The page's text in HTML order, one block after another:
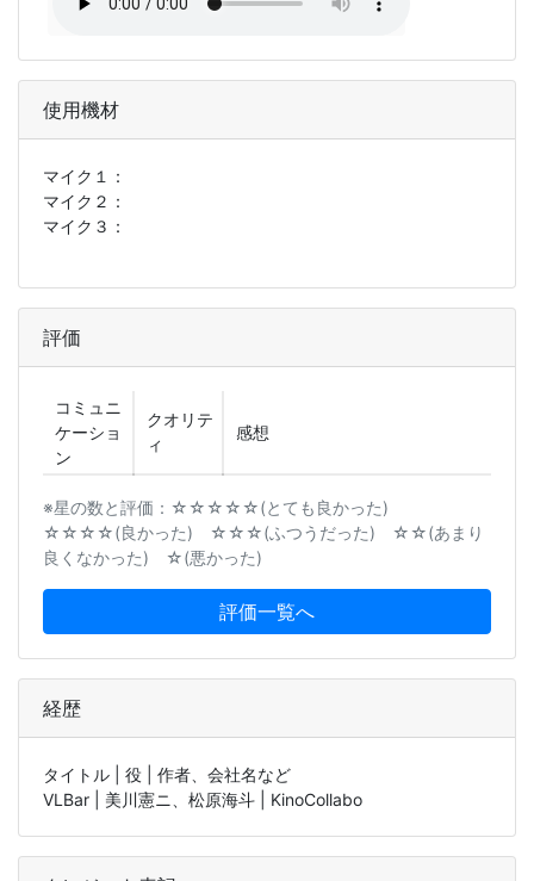
使用機材
マイク１：
マイク２：
マイク３：
評価
コミュニ
ケーショ
ン
クオリテ
ィ
感想
※星の数と評価：☆☆☆☆☆(とても良かった)
☆☆☆☆(良かった) ☆☆☆(ふつうだった) ☆☆(あまり
良くなかった) ☆(悪かった)
評価一覧へ
経歴
タイトル | 役 | 作者、会社名など
VLBar | 美川憲ニ、松原海斗 | KinoCollabo